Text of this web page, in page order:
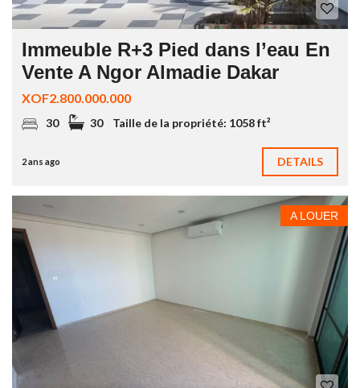
Immeuble R+3 Pied dans l’eau En
Vente A Ngor Almadie Dakar
XOF2.800.000.000
30 30 Taille de la propriété: 1058 ft²
2 ans ago DETAILS
A LOUER